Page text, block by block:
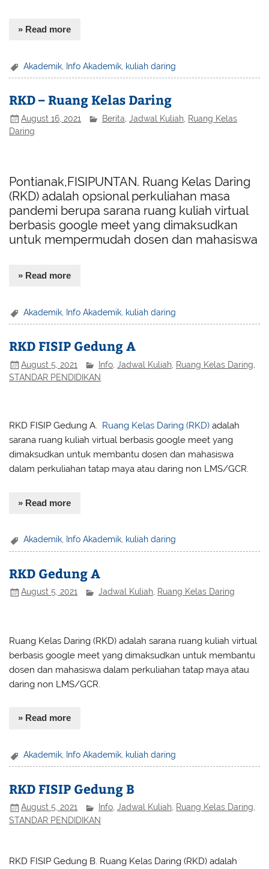
» Read more
Akademik Info Akademik kuliah daring
RKD – Ruang Kelas Daring
August 16, 2021 Berita ,Jadwal Kuliah Ruang Kelas
Daring
Pontianak,FISIPUNTAN. Ruang Kelas Daring
(RKD) adalah opsional perkuliahan masa
pandemi berupa sarana ruang kuliah virtual
berbasis google meet yang dimaksudkan
untuk mempermudah dosen dan mahasiswa
» Read more
Akademik Info Akademik kuliah daring
RKD FISIP Gedung A
August 5, 2021 Info ,Jadwal Kuliah Ruang Kelas Daring
STANDAR PENDIDIKAN
RKD FISIP Gedung A. Ruang Kelas Daring (RKD) adalah
sarana ruang kuliah virtual berbasis google meet yang
dimaksudkan untuk membantu dosen dan mahasiswa
dalam perkuliahan tatap maya atau daring non LMS/GCR.
» Read more
Akademik, Info Akademik, kuliah daring
RKD Gedung A
August 5, 2021 Jadwal Kuliah, Ruang Kelas Daring
Ruang Kelas Daring (RKD) adalah sarana ruang kuliah virtual
berbasis google meet yang dimaksudkan untuk membantu
dosen dan mahasiswa dalam perkuliahan tatap maya atau
daring non LMS/GCR.
» Read more
Akademik Info Akademik kuliah daring
RKD FISIP Gedung B
August 5, 2021 Info ,Jadwal Kuliah Ruang Kelas Daring
STANDAR PENDIDIKAN
RKD FISIP Gedung B. Ruang Kelas Daring (RKD) adalah